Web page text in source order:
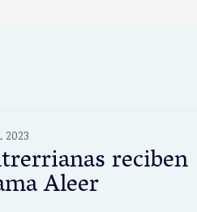
2023
reciben
Aleer